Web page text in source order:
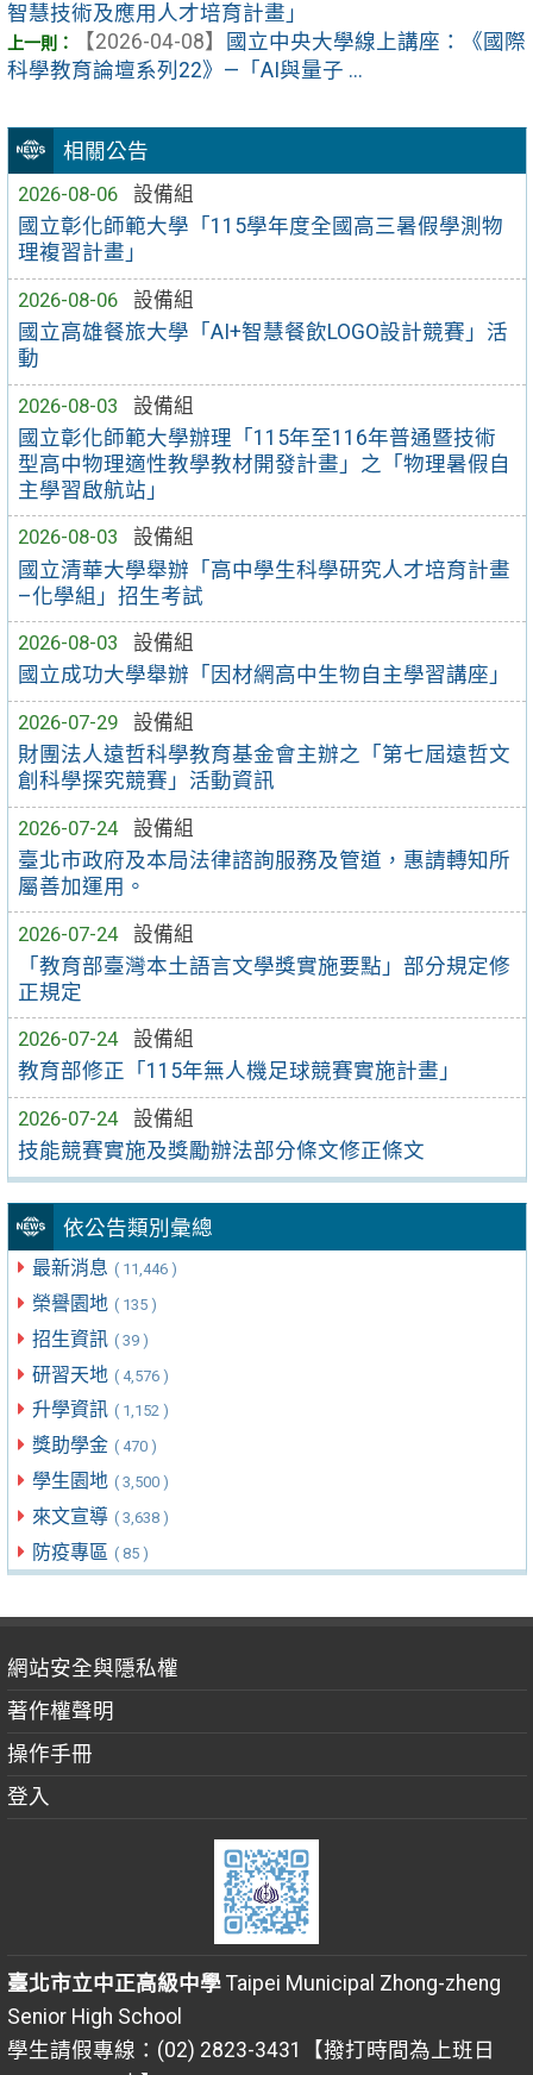
相關公告
2026-08-06
設備組
國立彰化師範大學「115學年度全國高三暑假學測物
理複習計畫」
2026-08-06
設備組
國立高雄餐旅大學「AI+智慧餐飲LOGO設計競賽」活
動
2026-08-03
設備組
國立彰化師範大學辦理「115年至116年普通暨技術
型高中物理適性教學教材開發計畫」之「物理暑假自
主學習啟航站」
2026-08-03
設備組
國立清華大學舉辦「高中學生科學研究人才培育計畫
–化學組」招生考試
2026-08-03
設備組
國立成功大學舉辦「因材網高中生物自主學習講座」
2026-07-29
設備組
財團法人遠哲科學教育基金會主辦之「第七屆遠哲文
創科學探究競賽」活動資訊
2026-07-24
設備組
臺北市政府及本局法律諮詢服務及管道，惠請轉知所
屬善加運用。
2026-07-24
設備組
「教育部臺灣本土語言文學獎實施要點」部分規定修
正規定
2026-07-24
設備組
教育部修正「115年無人機足球競賽實施計畫」
2026-07-24
設備組
技能競賽實施及獎勵辦法部分條文修正條文
依公告類別彙總
最新消息 ( 11,446 )
榮譽園地 ( 135 )
招生資訊 ( 39 )
研習天地 ( 4,576 )
升學資訊 ( 1,152 )
獎助學金 ( 470 )
學生園地 ( 3,500 )
來文宣導 ( 3,638 )
防疫專區 ( 85 )
智慧技術及應用人才培育計畫」
【2026-04-08】
國立中央大學線上講座：《國際
科學教育論壇系列22》—「AI與量子 ...
網站安全與隱私權
著作權聲明
操作手冊
登入
臺北市立中正高級中學Taipei Municipal Zhong-zheng
Senior High School
學生請假專線：(02) 2823-3431【撥打時間為上班日